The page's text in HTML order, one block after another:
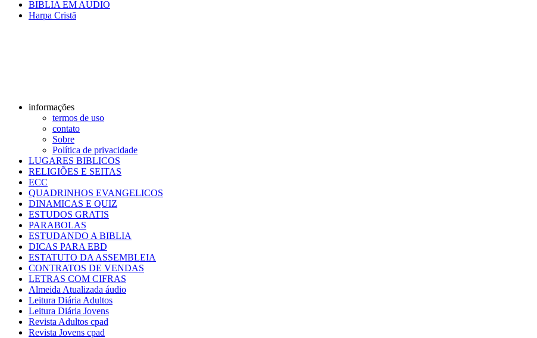
BIBLIA EM AUDIO
Harpa Cristã
informações
termos de uso
contato
Sobre
Política de privacidade
LUGARES BIBLICOS
RELIGIÕES E SEITAS
ECC
QUADRINHOS EVANGELICOS
DINAMICAS E QUIZ
ESTUDOS GRATIS
PARABOLAS
ESTUDANDO A BIBLIA
DICAS PARA EBD
ESTATUTO DA ASSEMBLEIA
CONTRATOS DE VENDAS
LETRAS COM CIFRAS
Almeida Atualizada áudio
Leitura Diária Adultos
Leitura Diária Jovens
Revista Adultos cpad
Revista Jovens cpad